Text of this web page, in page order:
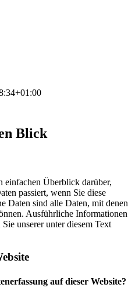
Blick
einfachen Überblick darüber,
passiert, wenn Sie diese
Daten sind alle Daten, mit denen
Ausführliche Informationen
unserer unter diesem Text
auf dieser Website?